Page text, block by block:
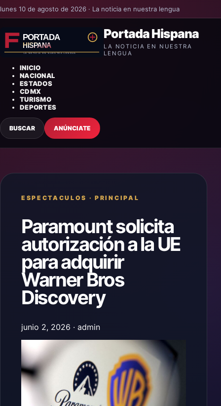
lunes 10 de agosto de 2026 · La noticia en nuestra lengua
Portada Hispana
LA NOTICIA EN NUESTRA
LENGUA
INICIO
NACIONAL
ESTADOS
CDMX
TURISMO
DEPORTES
BUSCAR ANÚNCIATE
ESPECTACULOS ·PRINCIPAL
Paramount solicita
autorización a la UE
para adquirir
Warner Bros
Discovery
junio 2, 2026 · admin